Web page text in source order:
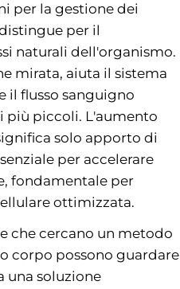
per la gestione dei
per il
naturali dell'organismo.
mirata, aiuta il sistema
il flusso sanguigno
più piccoli. L'aumento
solo apporto di
per accelerare
fondamentale per
ottimizzata.
che cercano un metodo
corpo possono guardare
una soluzione